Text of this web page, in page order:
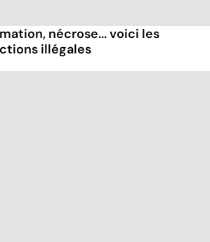
nécrose... voici les
illégales